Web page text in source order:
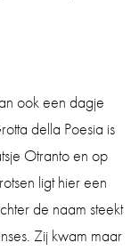
ook een dagje
della Poesia is
Otranto en op
ligt hier een
de naam steekt
Zij kwam maar